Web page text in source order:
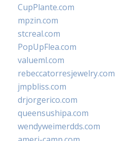
CupPlante.com
mpzin.com
stcreal.com
PopUpFlea.com
valueml.com
rebeccatorresjewelry.com
jmpbliss.com
drjorgerico.com
queensushipa.com
wendyweimerdds.com